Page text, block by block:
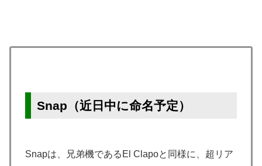
Snap（近日中に命名予定）
Snapは、兄弟機であるEl Clapoと同様に、超リア